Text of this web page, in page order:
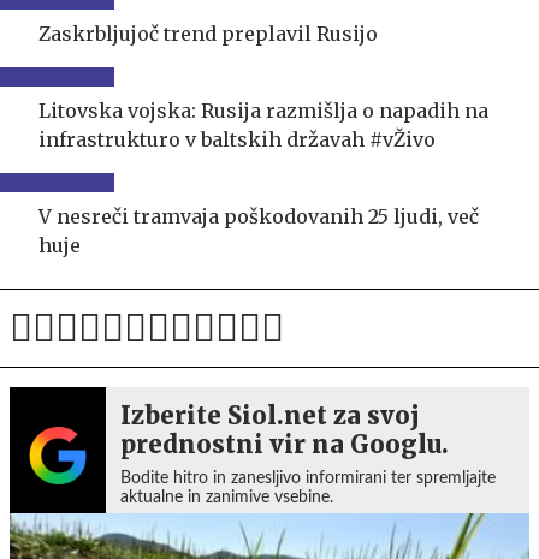
Zaskrbljujoč trend preplavil Rusijo
Litovska vojska: Rusija razmišlja o napadih na
infrastrukturo v baltskih državah #vŽivo
V nesreči tramvaja poškodovanih 25 ljudi, več
huje
Izberite Siol.net za svoj
prednostni vir na Googlu.
Bodite hitro in zanesljivo informirani ter spremljajte
aktualne in zanimive vsebine.